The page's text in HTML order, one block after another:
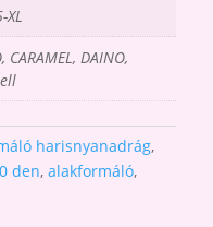
CARAMEL, DAINO,
harisnyanadrág,
den,alakformáló,